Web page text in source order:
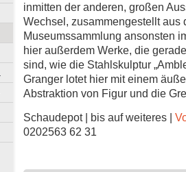
inmitten der anderen, großen
Wechsel, zusammengestellt
Museumssammlung ansonsten
hier außerdem Werke, die
sind, wie die Stahlskulptur
Granger lotet hier mit einem
Abstraktion von Figur und die
Schaudepot | bis auf weiteres |
0202563 62 31